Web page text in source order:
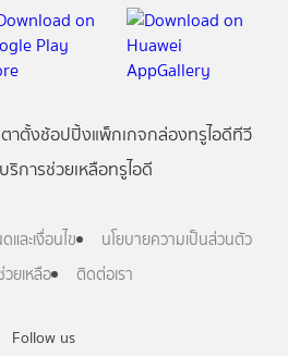
Follow us
ตาตั้งช้อปปิ้งแพ็กเกจกล่องทรูไอดีทีวี
บริการช่วยเหลือทรูไอดี
และเงื่อนไข
นโยบายความเป็นส่วนตัว
ยเหลือ
ติดต่อเรา